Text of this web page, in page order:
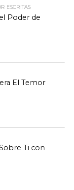
ESCRITAS
Poder de
El Temor
Ti con